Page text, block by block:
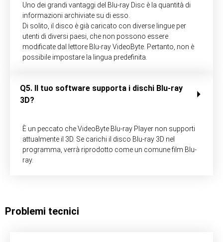
Uno dei grandi vantaggi del Blu-ray Disc è la quantità di
informazioni archiviate su di esso.
Di solito, il disco è già caricato con diverse lingue per
utenti di diversi paesi, che non possono essere
modificate dal lettore Blu-ray VideoByte. Pertanto, non è
possibile impostare la lingua predefinita.
Q5. Il tuo software supporta i dischi Blu-ray
3D?
È un peccato che VideoByte Blu-ray Player non supporti
attualmente il 3D. Se carichi il disco Blu-ray 3D nel
programma, verrà riprodotto come un comune film Blu-
ray.
Problemi tecnici